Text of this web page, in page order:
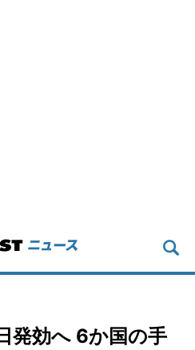
発効へ 6か国の手